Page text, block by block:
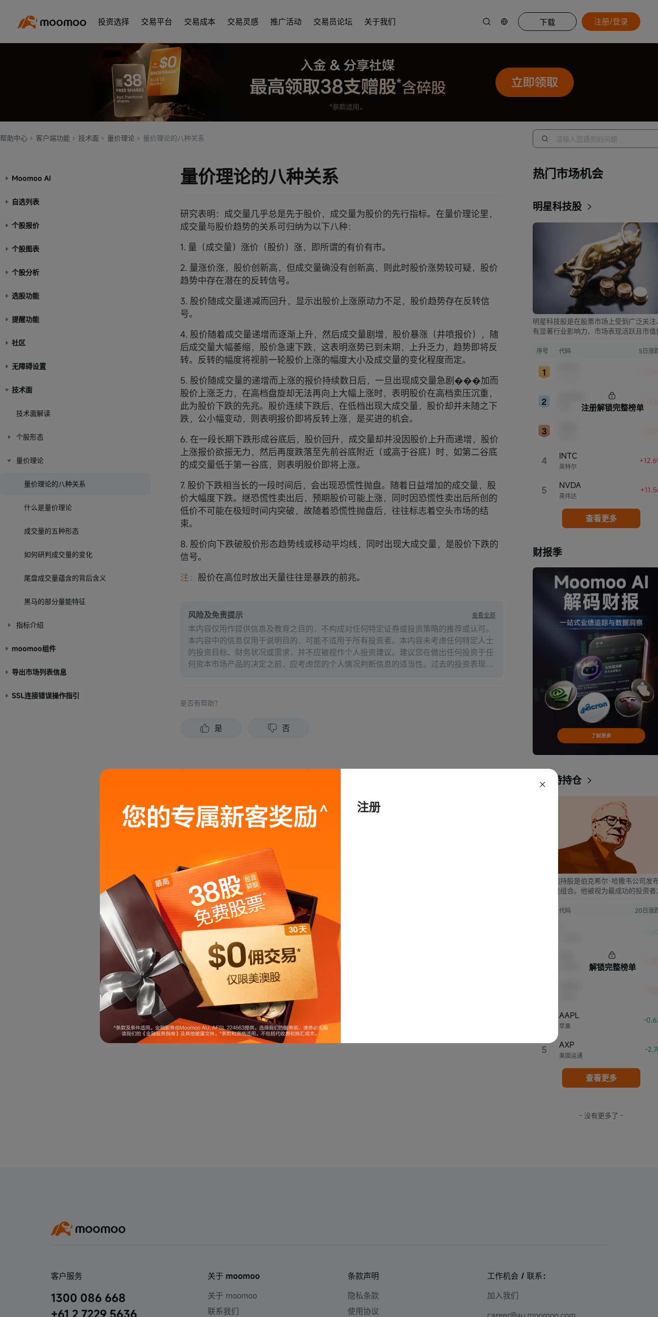
投资选择 交易平台 交易成本 交易灵感 推广活动 交易员论坛 关于我们 下载 注册/登录
注册
帮助中心 客户端功能 技术面 量价理论 量价理论的八种关系
Moomoo AI
自选列表
个股报价
个股图表
个股分析
选股功能
提醒功能
社区
无障碍设置
技术面
技术面解读
个股形态
量价理论
量价理论的八种关系
什么是量价理论
成交量的五种形态
如何研判成交量的变化
尾盘成交量蕴含的背后含义
黑马的部分量能特征
指标介绍
moomoo组件
导出市场列表信息
SSL连接错误操作指引
量价理论的八种关系
研究表明：成交量几乎总是先于股价，成交量为股价的先行指标。在量价理论里，
成交量与股价趋势的关系可归纳为以下八种：
1. 量（成交量）涨价（股价）涨，即所谓的有价有市。
2. 量涨价涨，股价创新高，但成交量确没有创新高，则此时股价涨势较可疑，股价
趋势中存在潜在的反转信号。
3. 股价随成交量递减而回升，显示出股价上涨原动力不足，股价趋势存在反转信
号。
4. 股价随着成交量递增而逐渐上升，然后成交量剧增，股价暴涨（井喷报价），随
后成交量大幅萎缩，股价急速下跌，这表明涨势已到未期，上升乏力，趋势即将反
转。反转的幅度将视前一轮股价上涨的幅度大小及成交量的变化程度而定。
5. 股价随成交量的递增而上涨的报价持续数日后，一旦出现成交量急剧���加而
股价上涨乏力，在高档盘旋却无法再向上大幅上涨时，表明股价在高档卖压沉重，
此为股价下跌的先兆。股价连续下跌后，在低档出现大成交量，股价却并未随之下
跌，公小幅变动，则表明报价即将反转上涨，是买进的机会。
6. 在一段长期下跌形成谷底后，股价回升，成交量却并没因股价上升而递增，股价
上涨报价欲振无力，然后再度跌落至先前谷底附近（或高于谷底）时，如第二谷底
的成交量低于第一谷底，则表明股价即将上涨。
7. 股价下跌相当长的一段时间后，会出现恐慌性抛盘。随着日益增加的成交量，股
价大幅度下跌。继恐慌性卖出后，预期股价可能上涨，同时因恐慌性卖出后所创的
低价不可能在极短时间内突破，故随着恐慌性抛盘后，往往标志着空头市场的结
束。
8. 股价向下跌破股价形态趋势线或移动平均线，同时出现大成交量，是股价下跌的
信号。
注： 股价在高位时放出天量往往是暴跌的前兆。
风险及免责提示
本内容仅用作提供信息及教育之目的，不构成对任何特定证券或投资策略的推荐或认可。
本内容中的信息仅用于说明目的，可能不适用于所有投资者。本内容未考虑任何特定人士
的投资目标、财务状况或需求，并不应被视作个人投资建议。建议您在做出任何投资于任
何资本市场产品的决定之前，应考虑您的个人情况判断信息的适当性。过去的投资表现不
查看全部
是否有帮助？
是 否
热门市场机会
明星科技股
明星科技股是在股票市场上受到广泛关注
有显著行业影响力、市场表现活跃且市值
新、市场份额、品牌知名度、盈利能力
股市，特别是科技行业板块乃至全球经
显著影响。
序号 代码 5日涨
4 英特尔
INTC
5 英伟达
NVDA
注册解锁完整榜单
查看更多
财报季
巴菲特持仓
巴菲特的持股是伯克希尔·哈撒韦公司发
最新持股组合。他被视为最成功的投资者
代码 20日涨
-
苹果
AAPL -
5 美国运通
AXP -
解锁完整榜单
查看更多
- 没有更多了 -
客户服务
1300 086 668
+61 2 7229 5636
关于 moomoo
关于 moomoo
联系我们
条款声明
隐私条款
使用协议
工作机会 / 联系：
加入我们